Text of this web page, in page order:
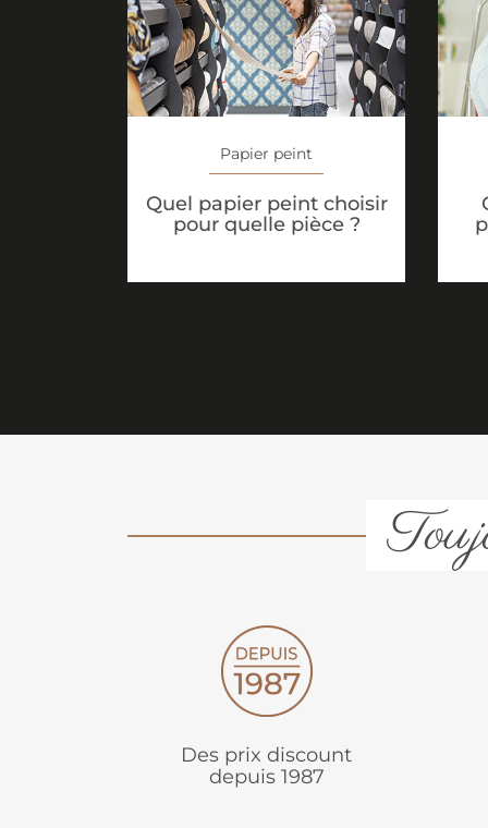
Papier peint
Quel papier peint choisir
pour quelle pièce ?
Des prix discount
depuis 1987